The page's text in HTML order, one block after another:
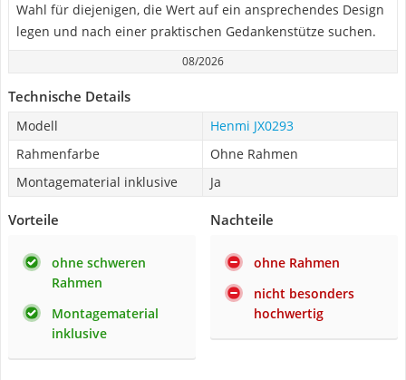
Wahl für diejenigen, die Wert auf ein ansprechendes Design
legen und nach einer praktischen Gedankenstütze suchen.
08/2026
Technische Details
Modell
Henmi JX0293
Rahmenfarbe
Ohne Rahmen
Montagematerial inklusive
Ja
Vorteile
ohne schweren
Rahmen
Montagematerial
inklusive
Nachteile
ohne Rahmen
nicht besonders
hochwertig